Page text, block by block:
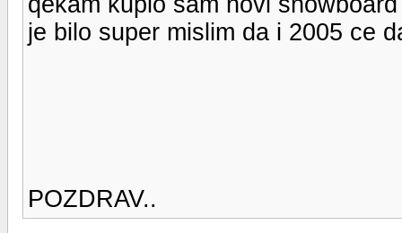
je bilo super mislim da i 2005 ce
POZDRAV..